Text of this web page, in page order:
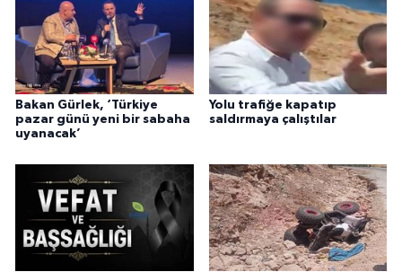
Bakan Gürlek, ‘Türkiye
pazar günü yeni bir sabaha
uyanacak’
Yolu trafiğe kapatıp
saldırmaya çalıştılar